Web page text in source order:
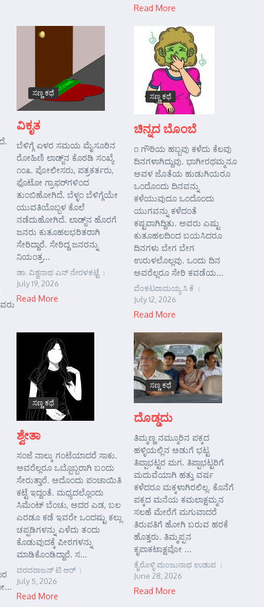
Read More
ಸಣ್ಣ ಕಥೆ
ವಿಕೃತ
ಬೆಳಿಗ್ಗೆ ಏಳರ ಸಮಯ ಮೈಸೂರಿನ
ರೋಹಿಣಿ ಲಾಡ್ಜ್‌ನ ಕೊಠಡಿ ಸಂಖ್ಯೆ
೧೦೩. ಪೋಲೀಸರು, ಪತ್ರಕರ್ತರು,
ಫೊಟೋ ಗ್ರಾಫರ್‌ಗಳಿಂದ
ತುಂಬಿಹೋಗಿದೆ. ಬೆಳ್ಳಂ ಬೆಳಿಗ್ಗೆಯೇ
ಯುವತಿಯೊಬ್ಬಳ ಕೊಲೆ
ನಡೆದುಹೋಗಿದೆ. ಲಾಡ್ಜ್‌ನ ಹೊರಗೆ
ಜನರು ಕುತೂಹಲಭರಿತರಾಗಿ
ಸೇರಿದ್ದಾರೆ. ಸೇರಿದ್ದ ಜನರನ್ನು
ನಿಯಂತ್ರ...
ಡಾ. ವಿಶ್ವನಾಥ ಎನ್ ನೇರಳಕಟ್ಟೆ
July 19, 2026
Read More
ಸಣ್ಣ ಕಥೆ
ಚಿನ್ನದ ಬೊಂಬೆ
೧ ಗೌರಿಯ ಹಬ್ಬವು ಕಳೆದು ಕೆಲವು
ದಿನಗಳಾಗಿದ್ದುವು. ಭಾಗೀರಥಮ್ಮನೂ
ಅವಳ ಜೊತೆಯ ಹುಡುಗಿಯರೂ
ಒಂದೊಂದು ದಿನವನ್ನು
ಕಳೆಯುವುದೂ ಒಂದೊಂದು
ಯುಗವನ್ನು ಕಳೆದಂತೆ
ಕಷ್ಟವಾಗಿದ್ದಿತು. ಅವರು ಎಷ್ಟು
ಕುತೂಹಲದಿಂದ ಬಯಸಿದರೂ
ದಿನಗಳು ಬೇಗ ಬೇಗ
ಉರುಳಲೊಲ್ಲವು. ಒಂದು ದಿನ
ಅವರೆಲ್ಲರೂ ಸೇರಿ ಕವಡೆಯ...
ವೆಂಕಟರಾಮಯ್ಯ ಸಿ ಕೆ
July 12, 2026
Read More
ಸಣ್ಣ ಕಥೆ
ಶ್ವೇತಾ
ಸಂಜೆ ನಾಲ್ಕು ಗಂಟೆಯಾದರೆ ಸಾಕು.
ಅವರೆಲ್ಲರೂ ಒಬ್ಬೊಬ್ಬರಾಗಿ ಬಂದು
ಸೇರುತ್ತಾರೆ. ಅದೊಂದು ಪಂಚಾಯಿತಿ
ಕಟ್ಟೆ ಇದ್ದಂತೆ. ಮಧ್ಯದಲ್ಲೊಂದು
ಸಿಮೆಂಟ್ ಬೆಂಚು, ಅದರ ಎಡ, ಬಲ
ಎರಡೂ ಕಡೆ ಇವರೇ ಒಂದಷ್ಟು ಕಲ್ಲು
ಚಪ್ಪಡಿಗಳನ್ನು ಎಳೆದು ತಂದು
ಕೊಡುವುದಕ್ಕೆ ಪೀಠಗಳನ್ನು
ಮಾಡಿಕೊಂಡಿದ್ದಾರೆ. ಸ...
ವರದರಾಜನ್ ಟಿ ಆರ್
July 5, 2026
Read More
ಸಣ್ಣ ಕಥೆ
ದೊಡ್ಡದು
ತಿಮ್ಮಣ್ಣ ನಮ್ಮೂರಿನ ಪಕ್ಕದ
ಹಳ್ಳಿಯಲ್ಲಿನ ಅಡುಗೆ ಭಟ್ಟ
ತಿಪ್ಪಾಭಟ್ಟರ ಮಗ. ತಿಪ್ಪಾಭಟ್ಟರಿಗೆ
ಮದುವೆಯಾಗಿ ಹತ್ತು ವರ್ಷ
ಕಳೆದರೂ ಮಕ್ಕಳಾಗಿರಲಿಲ್ಲ. ಕೊನೆಗೆ
ಪಕ್ಕದ ಮನೆಯ ಕಮಲಾಕ್ಷಮ್ಮನ
ಸಲಹೆ ಮೇರೆಗೆ ಮಗುವಾದರೆ
ತಿರುಪತಿಗೆ ಹೋಗಿ ಬರುವ ಹರಕೆ
ಹೊತ್ತರು. ತಿಮ್ಮಪ್ಪನ
ಕೃಪಾಕಟಾಕ್ಷವೋ ...
ತೈರೊಳ್ಳಿ ಮಂಜುನಾಥ ಉಡುಪ
June 28, 2026
Read More